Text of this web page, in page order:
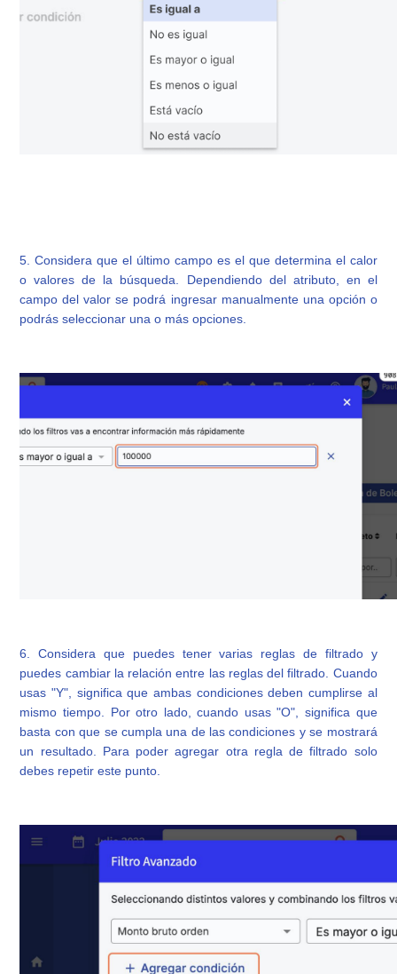
5. Considera que el último campo es el que determina el calor
o valores de la búsqueda. Dependiendo del atributo, en el
campo del valor se podrá ingresar manualmente una opción o
podrás seleccionar una o más opciones.
6. Considera que puedes tener varias reglas de filtrado y
puedes cambiar la relación entre las reglas del filtrado. Cuando
usas "Y", significa que ambas condiciones deben cumplirse al
mismo tiempo. Por otro lado, cuando usas "O", significa que
basta con que se cumpla una de las condiciones y se mostrará
un resultado. Para poder agregar otra regla de filtrado solo
debes repetir este punto.